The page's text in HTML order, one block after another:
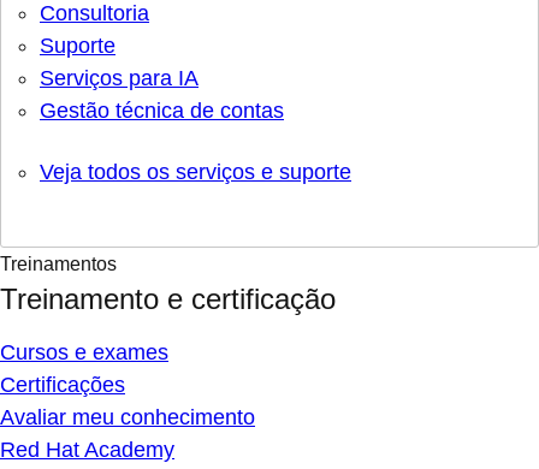
Consultoria
Suporte
Serviços para IA
Gestão técnica de contas
Veja todos os serviços e suporte
Treinamentos
Treinamento e certificação
Cursos e exames
Certificações
Avaliar meu conhecimento
Red Hat Academy